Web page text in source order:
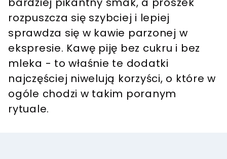
rozpuszcza się szybciej i lepiej
sprawdza się w kawie parzonej w
ekspresie. Kawę piję bez cukru i bez
mleka - to właśnie te dodatki
najczęściej niwelują korzyści, o które w
ogóle chodzi w takim poranym
rytuale.